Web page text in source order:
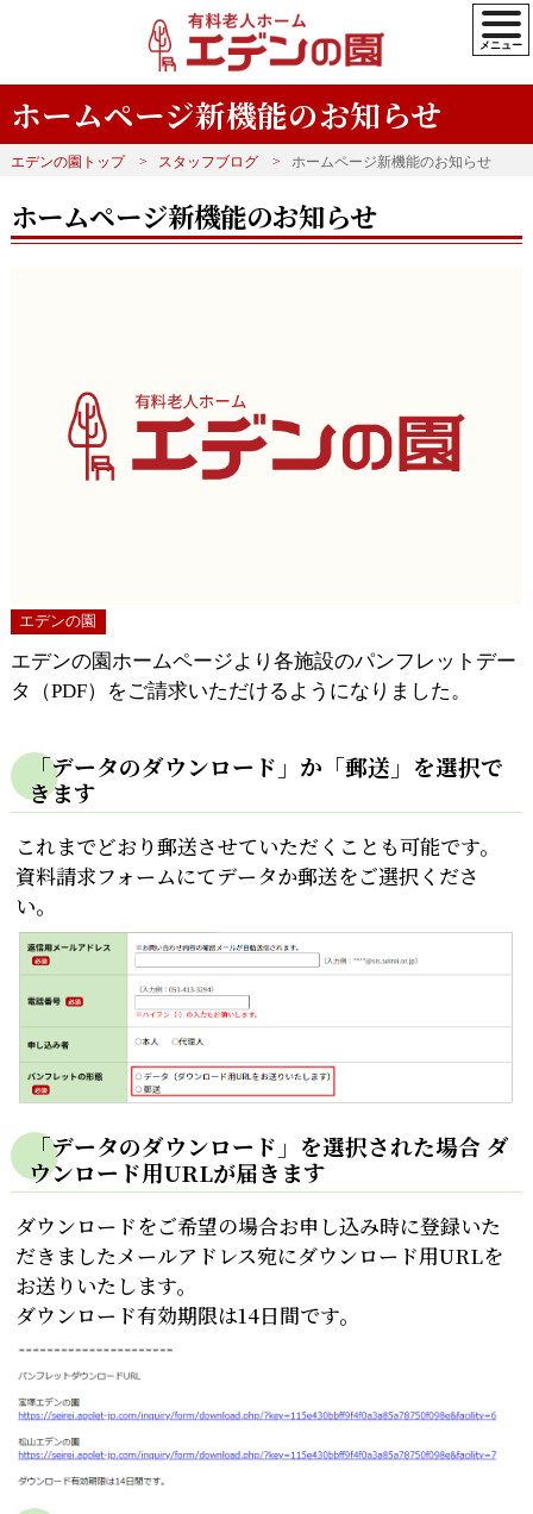
ホームページ新機能のお知らせ
エデンの園トップ スタッフブログ ホームページ新機能のお知らせ
ホームページ新機能のお知らせ
エデンの園
エデンの園ホームページより各施設のパンフレットデー
タ（PDF）をご請求いただけるようになりました。
「データのダウンロード」か「郵送」を選択で
きます
これまでどおり郵送させていただくことも可能です。
資料請求フォームにてデータか郵送をご選択くださ
い。
「データのダウンロード」を選択された場合 ダ
ウンロード用URLが届きます
ダウンロードをご希望の場合お申し込み時に登録いた
だきましたメールアドレス宛にダウンロード用URLを
お送りいたします。
ダウンロード有効期限は14日間です。